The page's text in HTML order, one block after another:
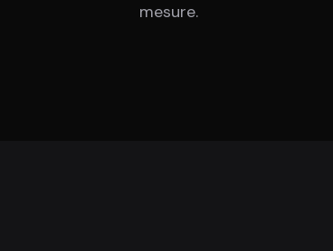
mesure.